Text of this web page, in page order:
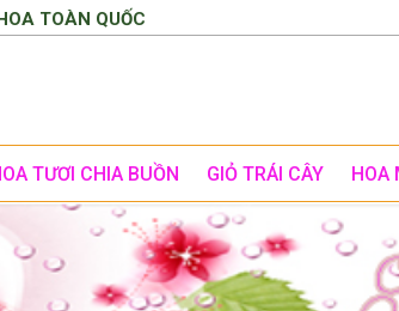
TOÀN QUỐC
TƯƠI CHIA BUỒN GIỎ TRÁI CÂY HOA